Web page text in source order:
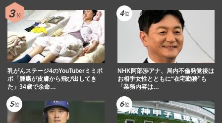
乳がんステージ4のYouTuberミミポ
ポ「腫瘍が皮膚から飛び出してき
た」34歳で余命…
NHK阿部渉アナ、局内不倫発覚後は
お相手女性とともに“在宅勤務”も
「業務内容は…